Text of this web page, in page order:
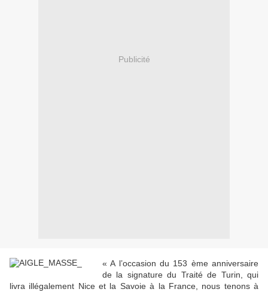
Publicité
« A l’occasion du 153 ème anniversaire
de la signature du Traité de Turin, qui
livra illégalement Nice et la Savoie à la France, nous tenons à